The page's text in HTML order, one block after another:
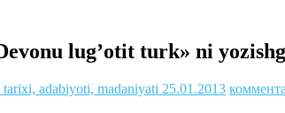
lug’otit turk» ni
adabiyoti, madaniyati 25.01.2013